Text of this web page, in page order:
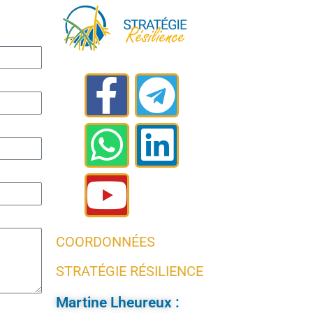
COORDONNÉES
STRATÉGIE RÉSILIENCE
Martine Lheureux :